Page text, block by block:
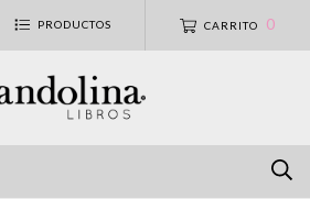
PRODUCTOS CARRITO 0